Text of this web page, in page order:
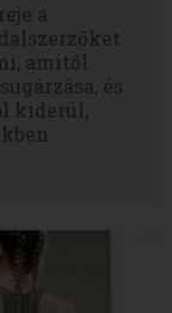
a
amitől
és
kiderül,